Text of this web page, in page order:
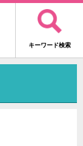
キーワード検索